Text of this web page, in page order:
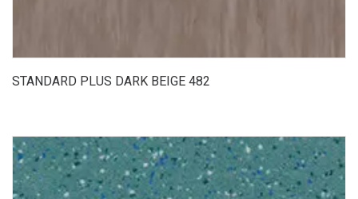
STANDARD PLUS DARK BEIGE 482